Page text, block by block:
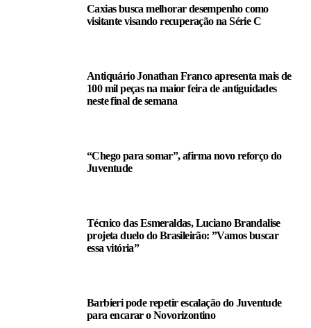
Caxias busca melhorar desempenho como
visitante visando recuperação na Série C
Antiquário Jonathan Franco apresenta mais de
100 mil peças na maior feira de antiguidades
neste final de semana
“Chego para somar”, afirma novo reforço do
Juventude
Técnico das Esmeraldas, Luciano Brandalise
projeta duelo do Brasileirão: ”Vamos buscar
essa vitória”
Barbieri pode repetir escalação do Juventude
para encarar o Novorizontino